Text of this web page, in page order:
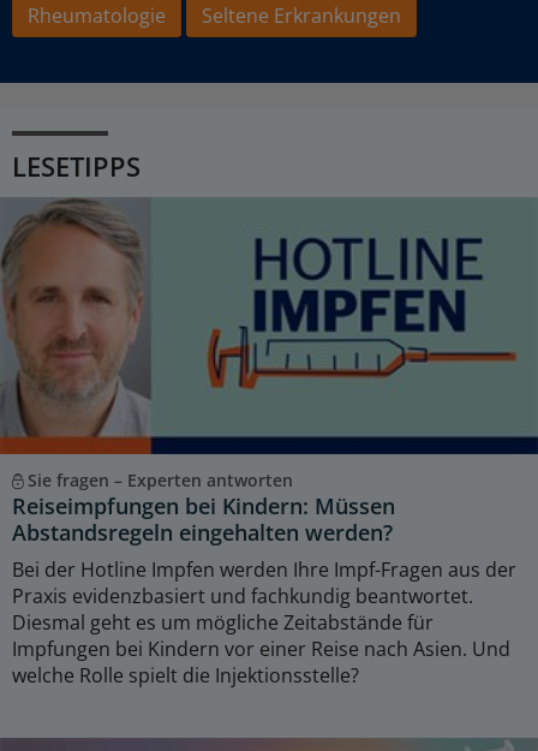
Rheumatologie
Seltene Erkrankungen
LESETIPPS
Sie fragen – Experten antworten
Reiseimpfungen bei Kindern: Müssen
Abstandsregeln eingehalten werden?
Bei der Hotline Impfen werden Ihre Impf-Fragen aus der
Praxis evidenzbasiert und fachkundig beantwortet.
Diesmal geht es um mögliche Zeitabstände für
Impfungen bei Kindern vor einer Reise nach Asien. Und
welche Rolle spielt die Injektionsstelle?